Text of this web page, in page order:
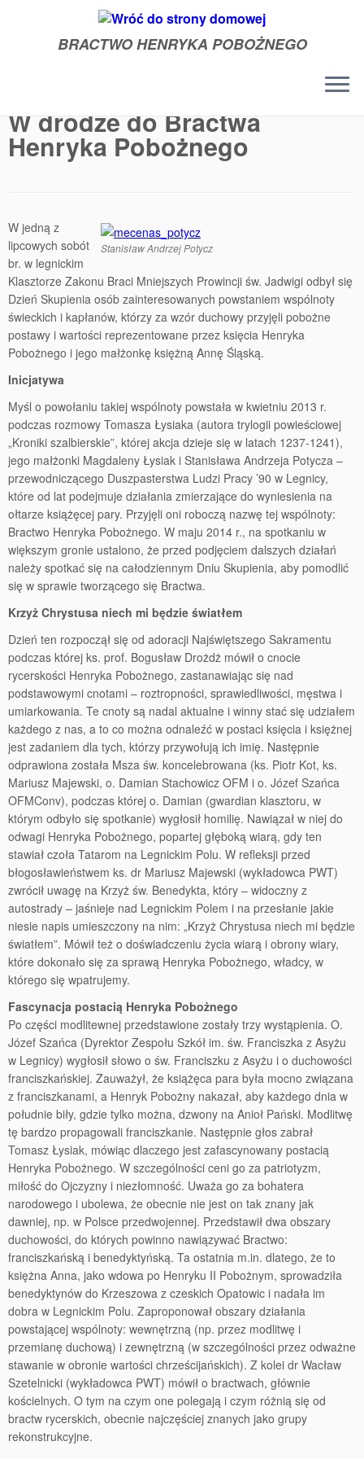
treści
BRACTWO HENRYKA POBOŻNEGO
W drodze do Bractwa
Henryka Pobożnego
Stanisław Andrzej Potycz
W jedną z
lipcowych sobót
br. w legnickim
Klasztorze Zakonu Braci Mniejszych Prowincji św. Jadwigi odbył się
Dzień Skupienia osób zainteresowanych powstaniem wspólnoty
świeckich i kapłanów, którzy za wzór duchowy przyjęli pobożne
postawy i wartości reprezentowane przez księcia Henryka
Pobożnego i jego małżonkę księżną Annę Śląską.
Inicjatywa
Myśl o powołaniu takiej wspólnoty powstała w kwietniu 2013 r.
podczas rozmowy Tomasza Łysiaka (autora trylogii powieściowej
„Kroniki szalbierskie”, której akcja dzieje się w latach 1237-1241),
jego małżonki Magdaleny Łysiak i Stanisława Andrzeja Potycza –
przewodniczącego Duszpasterstwa Ludzi Pracy ’90 w Legnicy,
które od lat podejmuje działania zmierzające do wyniesienia na
ołtarze książęcej pary. Przyjęli oni roboczą nazwę tej wspólnoty:
Bractwo Henryka Pobożnego. W maju 2014 r., na spotkaniu w
większym gronie ustalono, że przed podjęciem dalszych działań
należy spotkać się na całodziennym Dniu Skupienia, aby pomodlić
się w sprawie tworzącego się Bractwa.
Krzyż Chrystusa niech mi będzie światłem
Dzień ten rozpoczął się od adoracji Najświętszego Sakramentu
podczas której ks. prof. Bogusław Drożdż mówił o cnocie
rycerskości Henryka Pobożnego, zastanawiając się nad
podstawowymi cnotami – roztropności, sprawiedliwości, męstwa i
umiarkowania. Te cnoty są nadal aktualne i winny stać się udziałem
każdego z nas, a to co można odnaleźć w postaci księcia i księżnej
jest zadaniem dla tych, którzy przywołują ich imię. Następnie
odprawiona została Msza św. koncelebrowana (ks. Piotr Kot, ks.
Mariusz Majewski, o. Damian Stachowicz OFM i o. Józef Szańca
OFMConv), podczas której o. Damian (gwardian klasztoru, w
którym odbyło się spotkanie) wygłosił homilię. Nawiązał w niej do
odwagi Henryka Pobożnego, popartej głęboką wiarą, gdy ten
stawiał czoła Tatarom na Legnickim Polu. W refleksji przed
błogosławieństwem ks. dr Mariusz Majewski (wykładowca PWT)
zwrócił uwagę na Krzyż św. Benedykta, który – widoczny z
autostrady – jaśnieje nad Legnickim Polem i na przesłanie jakie
niesie napis umieszczony na nim: „Krzyż Chrystusa niech mi będzie
światłem”. Mówił też o doświadczeniu życia wiarą i obrony wiary,
które dokonało się za sprawą Henryka Pobożnego, władcy, w
którego się wpatrujemy.
Fascynacja postacią Henryka Pobożnego
Po części modlitewnej przedstawione zostały trzy wystąpienia. O.
Józef Szańca (Dyrektor Zespołu Szkół im. św. Franciszka z Asyżu
w Legnicy) wygłosił słowo o św. Franciszku z Asyżu i o duchowości
franciszkańskiej. Zauważył, że książęca para była mocno związana
z franciszkanami, a Henryk Pobożny nakazał, aby każdego dnia w
południe biły, gdzie tylko można, dzwony na Anioł Pański. Modlitwę
tę bardzo propagowali franciszkanie. Następnie głos zabrał
Tomasz Łysiak, mówiąc dlaczego jest zafascynowany postacią
Henryka Pobożnego. W szczególności ceni go za patriotyzm,
miłość do Ojczyzny i niezłomność. Uważa go za bohatera
narodowego i ubolewa, że obecnie nie jest on tak znany jak
dawniej, np. w Polsce przedwojennej. Przedstawił dwa obszary
duchowości, do których powinno nawiązywać Bractwo:
franciszkańską i benedyktyńską. Ta ostatnia m.in. dlatego, że to
księżna Anna, jako wdowa po Henryku II Pobożnym, sprowadziła
benedyktynów do Krzeszowa z czeskich Opatowic i nadała im
dobra w Legnickim Polu. Zaproponował obszary działania
powstającej wspólnoty: wewnętrzną (np. przez modlitwę i
przemianę duchową) i zewnętrzną (w szczególności przez odważne
stawanie w obronie wartości chrześcijańskich). Z kolei dr Wacław
Szetelnicki (wykładowca PWT) mówił o bractwach, głównie
kościelnych. O tym na czym one polegają i czym różnią się od
bractw rycerskich, obecnie najczęściej znanych jako grupy
rekonstrukcyjne.